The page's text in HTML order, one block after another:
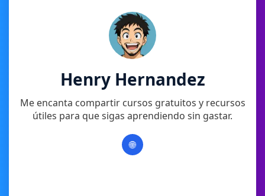
Henry Hernandez
Me encanta compartir cursos gratuitos y recursos
útiles para que sigas aprendiendo sin gastar.
🌐